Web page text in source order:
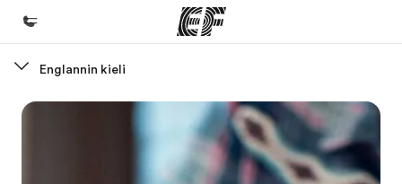
Tervetuloa EF:n maailmaan
Englannin kieli